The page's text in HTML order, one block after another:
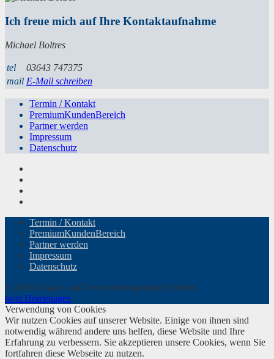
Ich freue mich auf Ihre Kontaktaufnahme
Michael Boltres
tel
03643 747375
mail E-Mail schreiben
Termin / Kontakt
PremiumKundenBereich
Partner werden
Impressum
Datenschutz
Termin / Kontakt
PremiumKundenBereich
Partner werden
Impressum
Datenschutz
© 2026 Finanz- und Versicherungsmakler Boltres
twin Homepages
Verwendung von Cookies
Wir nutzen Cookies auf unserer Website. Einige von ihnen sind
notwendig während andere uns helfen, diese Website und Ihre
Erfahrung zu verbessern. Sie akzeptieren unsere Cookies, wenn Sie
fortfahren diese Webseite zu nutzen.